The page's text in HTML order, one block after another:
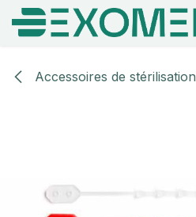
Se rendre au contenu
Accessoires de stérilisation